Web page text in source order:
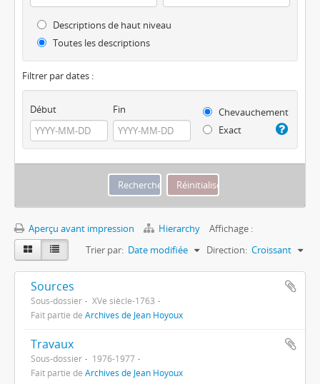
Descriptions de haut niveau
Toutes les descriptions
Filtrer par dates :
Début Fin
Chevauchement
Exact
Aperçu avant impression Hierarchy
Affichage :
Trier par: Date modifiée Direction: Croissant
Sources
Sous-dossier
XVe siècle-1763
Fait partie de Archives de Jean Hoyoux
Travaux
Sous-dossier
1976-1977
Fait partie de Archives de Jean Hoyoux